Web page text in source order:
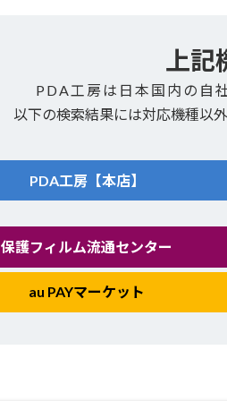
上
PDA工房は日本国内の自
以下の検索結果には対応機種以
PDA工房【本店】
保護フィルム流通センター
au PAYマーケット